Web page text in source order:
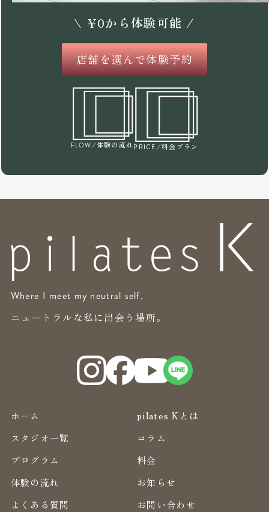
\ ¥0から体験可能 /
店舗を選んで体験予約
FLOW /体験の流れPRICE /料金プラン
Where I meet my neutral self.
ニュートラルな私に出会う場所。
ホーム
pilates Kとは
スタジオ一覧
コラム
プログラム
料金
体験の流れ
お知らせ
よくある質問
お問い合わせ